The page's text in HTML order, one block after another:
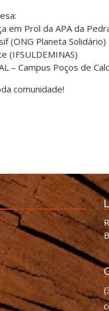
em Prol da APA da
(ONG Planeta Solidário)
(IFSULDEMINAS)
– Campus Poços de
comunidade!